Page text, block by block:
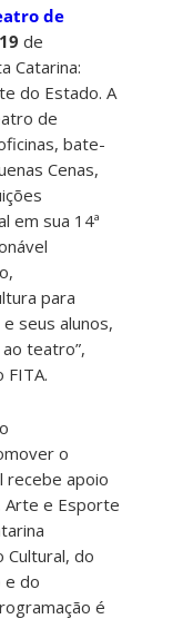
de
19 de
Catarina:
do Estado. A
de
bate-
Cenas,
em sua 14ª
para
seus alunos,
teatro”,
FITA.
o
recebe apoio
Arte e Esporte
do
e do
é